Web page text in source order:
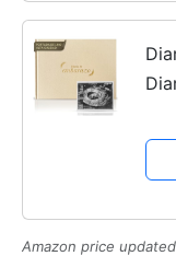
Amazon price